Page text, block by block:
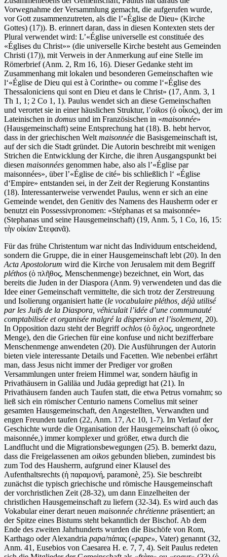
Vorwegnahme der Versammlung gemacht, die aufgerufen wurde,
vor Gott zusammenzutreten, als die l’«Église de Dieu» (Kirche
Gottes) (17)). B. erinnert daran, dass in diesen Kontexten stets der
Plural verwendet wird: L’«Église universelle est constituée des
«Églises du Christ»» (die universelle Kirche besteht aus Gemeinden
Christi (17)), mit Verweis in der Anmerkung auf eine Stelle im
Römerbrief (Anm. 2, Rm 16, 16). Dieser Gedanke steht im
Zusammenhang mit lokalen und besonderen Gemeinschaften wie
l‘«Église de Dieu qui est à Corinthe» ou comme l‘«Église des
Thessaloniciens qui sont en Dieu et dans le Christ» (17, Anm. 3, 1
Th 1, 1; 2 Co 1, 1). Paulus wendet sich an diese Gemeinschaften
und verortet sie in einer häuslichen Struktur, l’oikos (ὁ οἶκος) der im
Lateinischen in domus und im Französischen in «maisonnée»
(Hausgemeinschaft) seine Entsprechung hat (18). B. hebt hervor,
dass in der griechischen Welt maisonnée die Basisgemeinschaft ist,
auf der sich die Stadt gründet. Die Autorin beschreibt mit wenigen
Strichen die Entwicklung der Kirche, die ihren Ausgangspunkt bei
diesen maisonnées genommen habe, also als l’«Église par
maisonnées», über l’«Église de cité» bis schließlich l‘ «Église
d‘Empire» entstanden sei, in der Zeit der Regierung Konstantins
(18). Interessanterweise verwendet Paulus, wenn er sich an eine
Gemeinde wendet, den Genitiv des Namens des Hausherrn oder er
benutzt ein Possessivpronomen: «Stéphanas et sa maisonnée»
(Stephanas und seine Hausgemeinschaft) (19, Anm. 5, 1 Co, 16, 15:
τὴν οἰκίαν Στεφανᾶ).
Für das frühe Christentum war nicht das Individuum entscheidend,
sondern die Gruppe, die in einer Hausgemeinschaft lebt (20). In den
Acta Apostolorum wird die Kirche von Jerusalem mit dem Begriff
pléthos (ὁ πλῆθος, Menschenmenge) bezeichnet, ein Wort, das
bereits die Juden in der Diaspora (Anm. 9) verwendeten und das die
Idee einer Gemeinschaft vermittelte, die sich trotz der Zerstreuung
und Isolierung organisiert hatte (le vocabulaire pléthos, déjà utilisé
par les Juifs de la Diaspora, véhiculait l’idée d’une communauté
comptabilisée et organisée malgré la dispersion et l’isolement, 20).
In Opposition dazu steht der Begriffochlos (ὁ ὄχλος, ungeordnete
Menge), den die Griechen für eine konfuse und nicht bezifferbare
Menschenmenge anwendeten (20). Die Ausführungen der Autorin
bieten viele interessante Details und Facetten. Wie nebenbei erfährt
man, dass Jesus nicht immer der Prediger vor großen
Versammlungen unter freiem Himmel war, sondern häufig in
Privathäusern in Galiläa und Judäa gepredigt hat (21). In
Privathäusern fanden auch Taufen statt, die etwa Petrus vornahm; so
ließ sich ein römischer Centurio namens Cornelius mit seiner
gesamten Hausgemeinschaft, den Angestellten, Verwandten und
engen Freunden taufen (22, Anm. 17, Ac 10, 1-7). Im Verlauf der
Geschichte wurde die Organisation der Hausgemeinschaft (ὁ οἶκος,
maisonnée,) immer komplexer und größer, etwa durch die
Landflucht und die Migrationsbewegungen (25). B. bemerkt dazu,
dass die Freigelassenen am oikos gebunden blieben, zumindest bis
zum Tod des Hausherrn, aufgrund einer Klausel des
Aufenthaltsrechts (ἡ παραμονή, paramonè 25). Sie beschreibt
zunächst die typisch griechische und römische Hausgemeinschaft
der vorchristlichen Zeit (28-32), um dann Einzelheiten der
christlichen Hausgemeinschaft zu liefern (32-34). Es wird auch das
Vokabular einer derart neuen maisonnée chrétienne präsentiert; an
der Spitze eines Bistums steht bekanntlich der Bischof. Ab dem
Ende des zweiten Jahrhunderts wurden die Bischöfe von Rom,
Karthago oder Alexandria papa/πάπας («pape», Vater) genannt (32,
Anm. 41, Eusebios von Caesarea H. e. 7, 7, 4). Seit Paulus redeten